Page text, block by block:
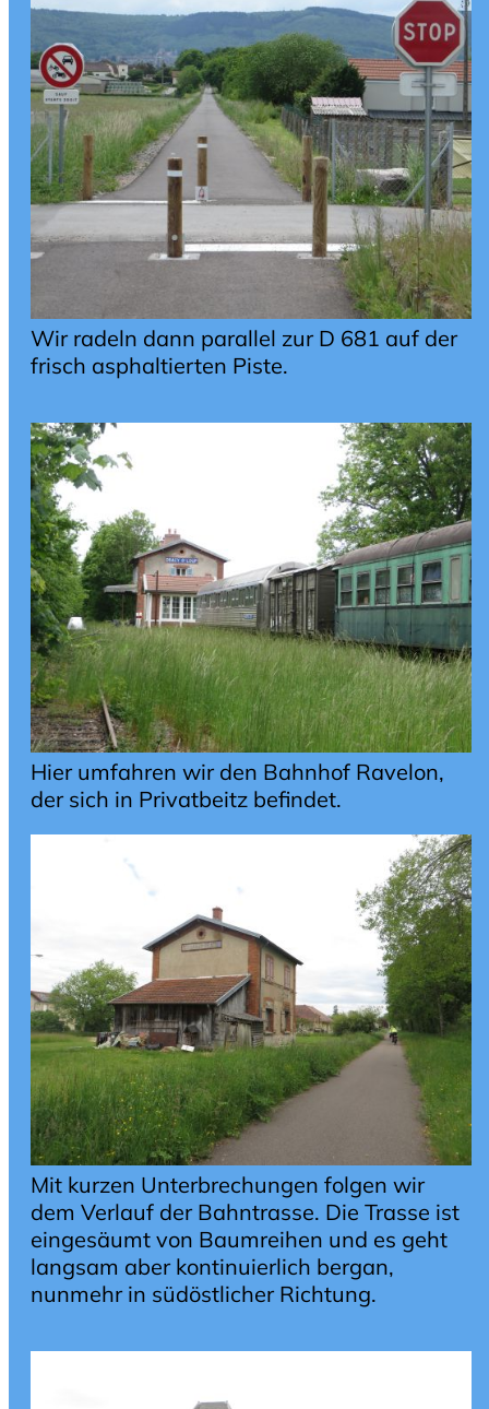
Wir radeln dann parallel zur D 681 auf der
frisch asphaltierten Piste.
Hier umfahren wir den Bahnhof Ravelon,
der sich in Privatbeitz befindet.
Mit kurzen Unterbrechungen folgen wir
dem Verlauf der Bahntrasse. Die Trasse ist
eingesäumt von Baumreihen und es geht
langsam aber kontinuierlich bergan,
nunmehr in südöstlicher Richtung.